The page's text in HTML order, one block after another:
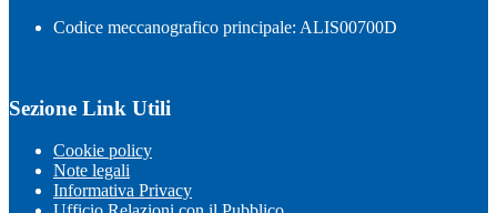
Codice meccanografico principale: ALIS00700D
Sezione Link Utili
Cookie policy
Note legali
Informativa Privacy